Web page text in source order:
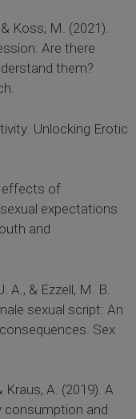
Koss, M. (2021).
Are there
them?
Unlocking Erotic
effects of
expectations
and
A., & Ezzell, M. B.
sexual script: An
Sex
Kraus, A. (2019). A
consumption and